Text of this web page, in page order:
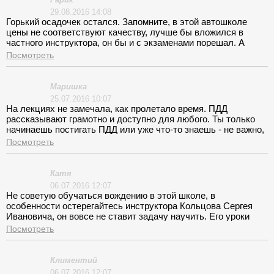
Борисович! На вождении все сложилось не так сладко,
выбрать авто хоть и разрешили, особым вниманием
инструктор не удостоил. По его поведению: чай, кофе,
перекур было понятно, что учить меня ему в тягость.
29.08.2016 14:08
Горький осадочек остался. Запомните, в этой автошколе
цены не соответствуют качеству, лучше бы вложился в
частного инструктора, он бы и с экзаменами порешал. А
теория? Задав себе этот вопрос, решил, что без автошколы
никуда, а в Зелеке только «МИнуЭТ» все мои друзья
слышное, с ответами не торопился, обещал начать с них
следующее занятие, а после забывал конечно. Голова у него
явно была забита во время занятий не ПДД, чушь порой нес
такую, что аудитория содрогалась от смеха.
Посмотреть
Маришка
25.07.2016 10:07
На лекциях не замечала, как пролетало время. ПДД
рассказывают грамотно и доступно для любого. Ты только
начинаешь постигать ПДД или уже что-то знаешь - не важно,
интересно всем! Инструктора разные, но в основном
классные!
Посмотреть
Катя
06.07.2016 12:07
Не советую обучаться вождению в этой школе, в
особенности остерегайтесь инструктора Кольцова Сергея
Ивановича, он вовсе не ставит задачу научить. Его уроки
сопровождаются критикой, эмоциональными вспышками и
ненормативной лексикой. Пустая трата денег. Теория сухая,
пояснениях, но растолковать материал курсантам ленится,
не достаточно уделяется времени на подготовку к
Посмотреть
Климентий